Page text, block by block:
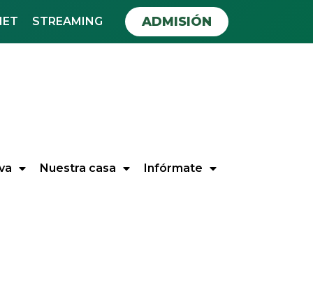
STREAMING ADMISIÓN
Nuestra casa Infórmate